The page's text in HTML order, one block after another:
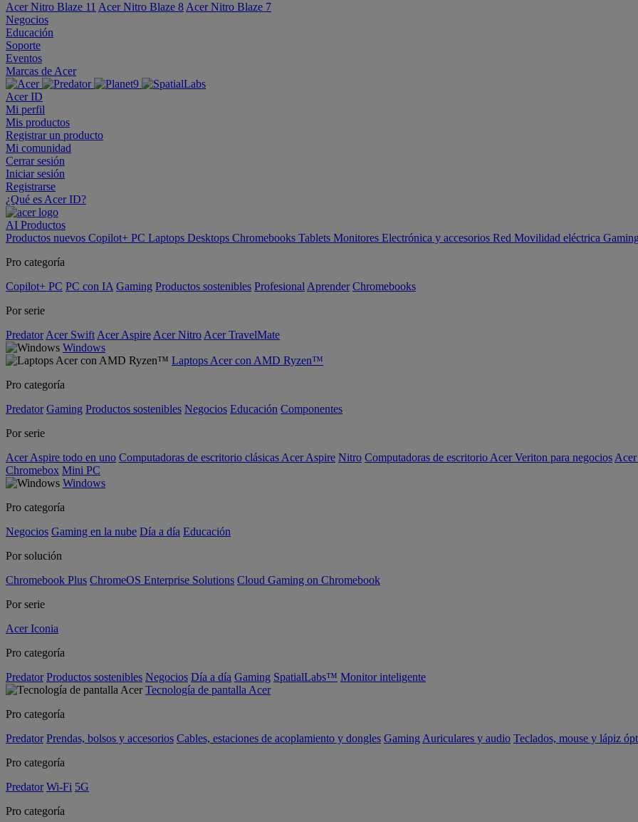
Acer Nitro Blaze 11 Acer Nitro Blaze 8 Acer Nitro Blaze 7
Negocios
Educación
Soporte
Eventos
Marcas de Acer
Acer ID
Mi perfil
Mis productos
Registrar un producto
Mi comunidad
Cerrar sesión
Iniciar sesión
Registrarse
¿Qué es Acer ID?
AI Productos
Productos nuevos Copilot+ PC Laptops Desktops Chromebooks Tablets Monitores Electrónica y accesorios Red Movilidad eléctrica
Pro categoría
Copilot+ PC PC con IA Gaming Productos sostenibles Profesional Aprender Chromebooks
Por serie
Predator Acer Swift Acer Aspire Acer Nitro Acer TravelMate
Windows
Laptops Acer con AMD Ryzen™
Pro categoría
Predator Gaming Productos sostenibles Negocios Educación Componentes
Por serie
Acer Aspire todo en uno Computadoras de escritorio clásicas Acer Aspire Nitro Computadoras de escritorio Acer Veriton para negocios
Chromebox Mini PC
Windows
Pro categoría
Negocios Gaming en la nube Día a día Educación
Por solución
Chromebook Plus ChromeOS Enterprise Solutions Cloud Gaming on Chromebook
Por serie
Acer Iconia
Pro categoría
Predator Productos sostenibles Negocios Día a día Gaming SpatialLabs™ Monitor inteligente
Tecnología de pantalla Acer
Pro categoría
Predator Prendas, bolsos y accesorios Cables, estaciones de acoplamiento y dongles Gaming Auriculares y audio Teclados, mouse y lápiz
Pro categoría
Predator Wi-Fi 5G
Pro categoría